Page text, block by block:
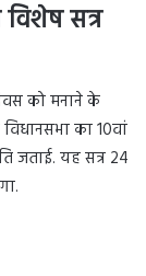
सत्र
को मनाने के
का 10वां
जताई. यह सत्र 24